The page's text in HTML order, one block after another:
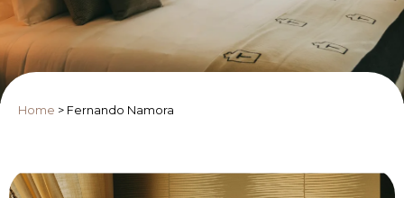
Home > Fernando Namora